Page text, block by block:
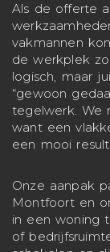
Als de offerte
vakmannen
de werkplek
logisch, maar
“gewoon
tegelwerk. We
want een
een mooi
Onze aanpak
Montfoort en
in een woning
of